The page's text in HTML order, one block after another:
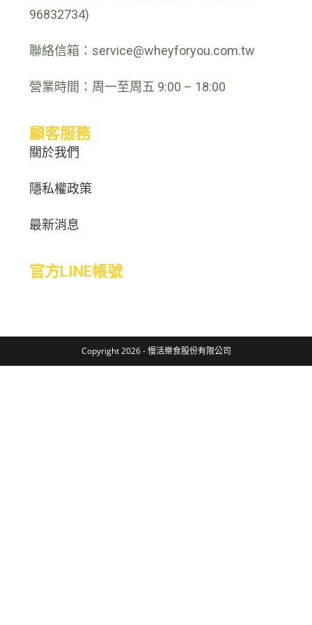
96832734)
聯絡信箱：service@wheyforyou.com.tw
營業時間：周一至周五 9:00 – 18:00
顧客服務
關於我們
隱私權政策
最新消息
官方LINE帳號
Copyright 2026 - 慢活樂食股份有限公司